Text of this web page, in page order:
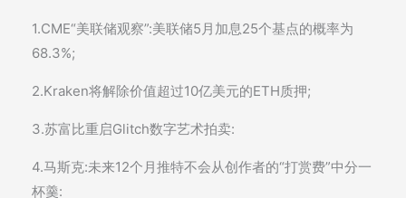
1.CME“美联储观察”:美联储5月加息25个基点的概率为
68.3%;
2.Kraken将解除价值超过10亿美元的ETH质押;
3.苏富比重启Glitch数字艺术拍卖:
4.马斯克:未来12个月推特不会从创作者的“打赏费”中分一
杯羹: